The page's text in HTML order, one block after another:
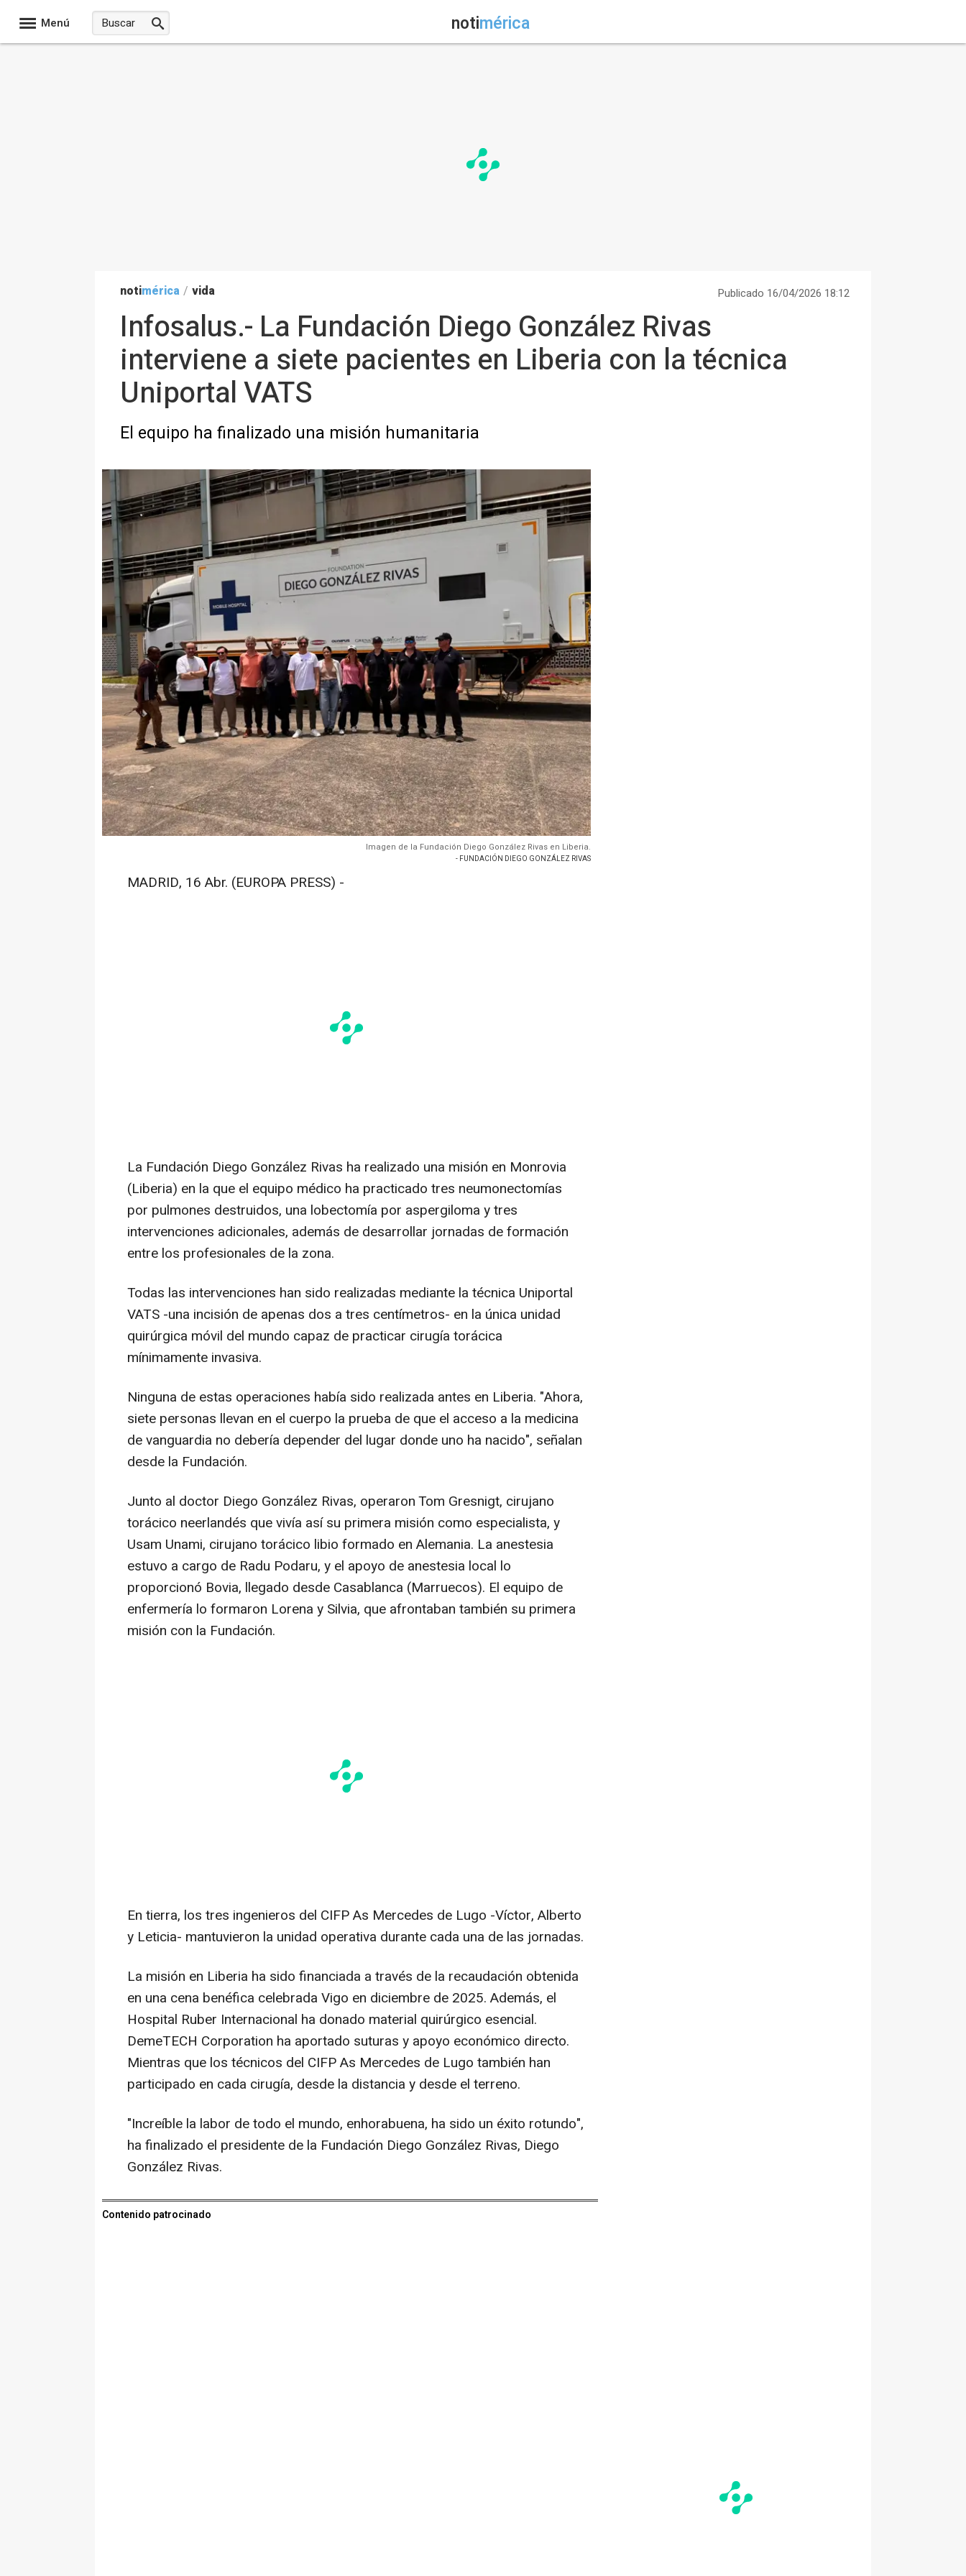
Menú notimérica
notimérica / vida Publicado 16/04/2026 18:12
Infosalus.- La Fundación Diego González Rivas
interviene a siete pacientes en Liberia con la técnica
Uniportal VATS
El equipo ha finalizado una misión humanitaria
Imagen de la Fundación Diego González Rivas en Liberia.
- FUNDACIÓN DIEGO GONZÁLEZ RIVAS
MADRID, 16 Abr. (EUROPA PRESS) -
La Fundación Diego González Rivas ha realizado una misión en Monrovia
(Liberia) en la que el equipo médico ha practicado tres neumonectomías
por pulmones destruidos, una lobectomía por aspergiloma y tres
intervenciones adicionales, además de desarrollar jornadas de formación
entre los profesionales de la zona.
Todas las intervenciones han sido realizadas mediante la técnica Uniportal
VATS -una incisión de apenas dos a tres centímetros- en la única unidad
quirúrgica móvil del mundo capaz de practicar cirugía torácica
mínimamente invasiva.
Ninguna de estas operaciones había sido realizada antes en Liberia. "Ahora,
siete personas llevan en el cuerpo la prueba de que el acceso a la medicina
de vanguardia no debería depender del lugar donde uno ha nacido", señalan
desde la Fundación.
Junto al doctor Diego González Rivas, operaron Tom Gresnigt, cirujano
torácico neerlandés que vivía así su primera misión como especialista, y
Usam Unami, cirujano torácico libio formado en Alemania. La anestesia
estuvo a cargo de Radu Podaru, y el apoyo de anestesia local lo
proporcionó Bovia, llegado desde Casablanca (Marruecos). El equipo de
enfermería lo formaron Lorena y Silvia, que afrontaban también su primera
misión con la Fundación.
En tierra, los tres ingenieros del CIFP As Mercedes de Lugo -Víctor, Alberto
y Leticia- mantuvieron la unidad operativa durante cada una de las jornadas.
La misión en Liberia ha sido financiada a través de la recaudación obtenida
en una cena benéfica celebrada Vigo en diciembre de 2025. Además, el
Hospital Ruber Internacional ha donado material quirúrgico esencial.
DemeTECH Corporation ha aportado suturas y apoyo económico directo.
Mientras que los técnicos del CIFP As Mercedes de Lugo también han
participado en cada cirugía, desde la distancia y desde el terreno.
"Increíble la labor de todo el mundo, enhorabuena, ha sido un éxito rotundo",
ha finalizado el presidente de la Fundación Diego González Rivas, Diego
González Rivas.
Contenido patrocinado